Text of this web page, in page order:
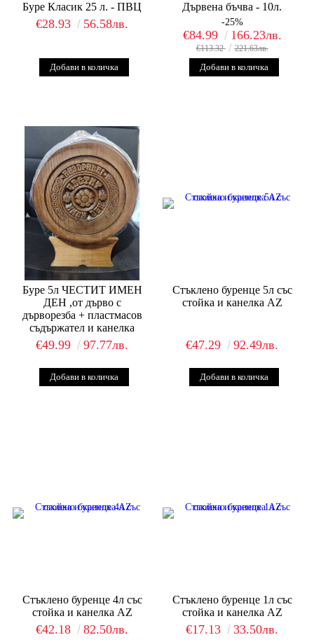
Буре Класик 25 л. - ПВЦ
€28.93 56.58лв.
Дървена бъчва - 10л.
-25%
€84.99 166.23лв.
€113.32 221.63лв.
Буре 5л ЧЕСТИТ ИМЕН
ДЕН ,от дърво с
дърворезба + пластмасов
съдържател и канелка
€49.99 97.77лв.
Стъклено буренце 5л със
стойка и канелка AZ
€47.29 92.49лв.
Стъклено буренце 4л със
стойка и канелка AZ
€42.18 82.50лв.
Стъклено буренце 1л със
стойка и канелка AZ
€17.13 33.50лв.